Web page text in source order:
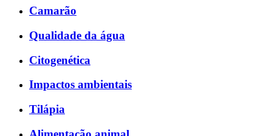
Camarão
Qualidade da água
Citogenética
Impactos ambientais
Tilápia